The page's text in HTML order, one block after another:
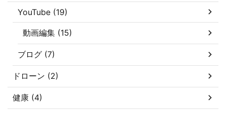
YouTube (19)
動画編集 (15)
ブログ (7)
ドローン (2)
健康 (4)